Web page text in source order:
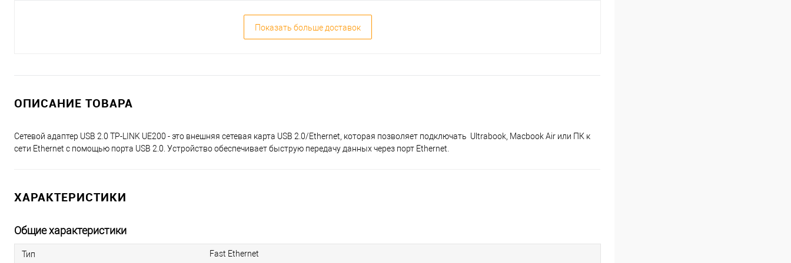
Показать больше доставок
ОПИСАНИЕ ТОВАРА
Сетевой адаптер USB 2.0 TP-LINK UE200 - это внешняя сетевая карта USB 2.0/Ethernet, которая позволяет подключать Ultrabook, Maсbook Air или ПК к
сети Ethernet с помощью порта USB 2.0. Устройство обеспечивает быструю передачу данных через порт Ethernet.
ХАРАКТЕРИСТИКИ
Общие характеристики
Тип Fast Ethernet